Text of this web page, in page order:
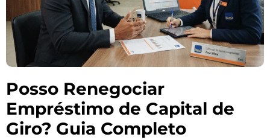
Posso Renegociar
Empréstimo de Capital de
Giro? Guia Completo